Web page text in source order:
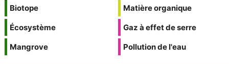
Biotope
Écosystème
Mangrove
Matière organique
Gaz à effet de serre
Pollution de l'eau